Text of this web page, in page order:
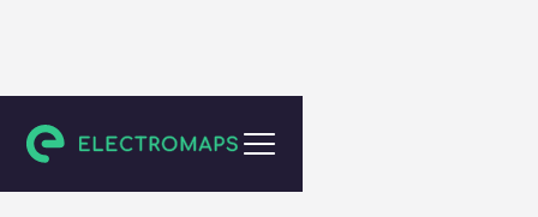
Madrid